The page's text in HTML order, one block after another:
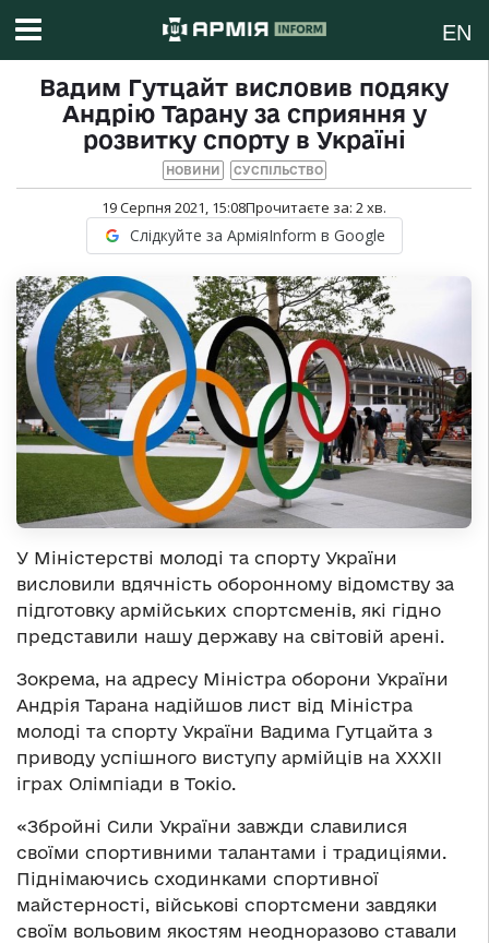
EN
Вадим Гутцайт висловив подяку
Андрію Тарану за сприяння у
розвитку спорту в Україні
НОВИНИ СУСПІЛЬСТВО
19 Серпня 2021, 15:08Прочитаєте за: 2хв.
Слідкуйте за АрміяInform в Google
У Міністерстві молоді та спорту України
висловили вдячність оборонному відомству за
підготовку армійських спортсменів, які гідно
представили нашу державу на світовій арені.
Зокрема, на адресу Міністра оборони України
Андрія Тарана надійшов лист від Міністра
молоді та спорту України Вадима Гутцайта з
приводу успішного виступу армійців на ХХХІІ
іграх Олімпіади в Токіо.
«Збройні Сили України завжди славилися
своїми спортивними талантами і традиціями.
Піднімаючись сходинками спортивної
майстерності, військові спортсмени завдяки
своїм вольовим якостям неодноразово ставали